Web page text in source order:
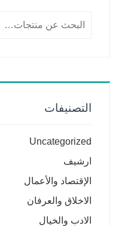
التصنيفات
Uncategorized
ارشيف
الإقتصاد والأعمال
الاخلاق والعرفان
الادب والخيال